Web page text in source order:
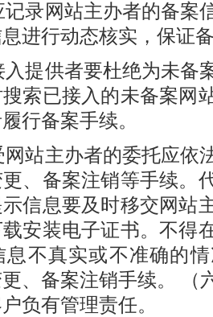
记录网站主办者的备案
进行动态核实，保证
入提供者要杜绝为未备
索已接入的未备案网
行备案手续。
网站主办者的委托应依
、备案注销等手续。
信息要及时移交网站
安装电子证书。不得
息不真实或不准确的
、备案注销手续。 （
负有管理责任。